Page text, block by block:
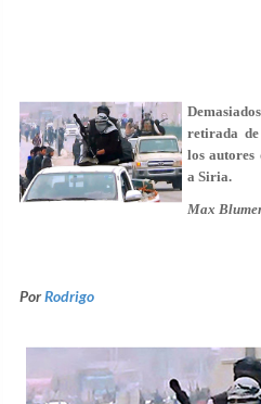
retirada de
los autores
a Siria.
Max
PorRodrigo